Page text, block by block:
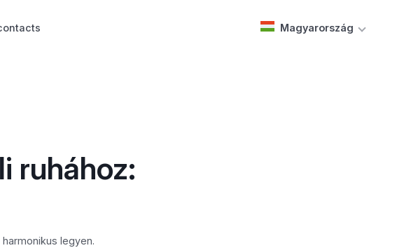
Magyarország
ruhához:
legyen.